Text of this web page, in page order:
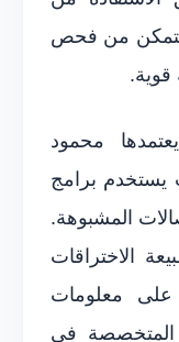
يتمكن من فحص
قوية.
محمود
برامج
المشبوهة.
الاختراقات
على معلومات
المتخصصة في